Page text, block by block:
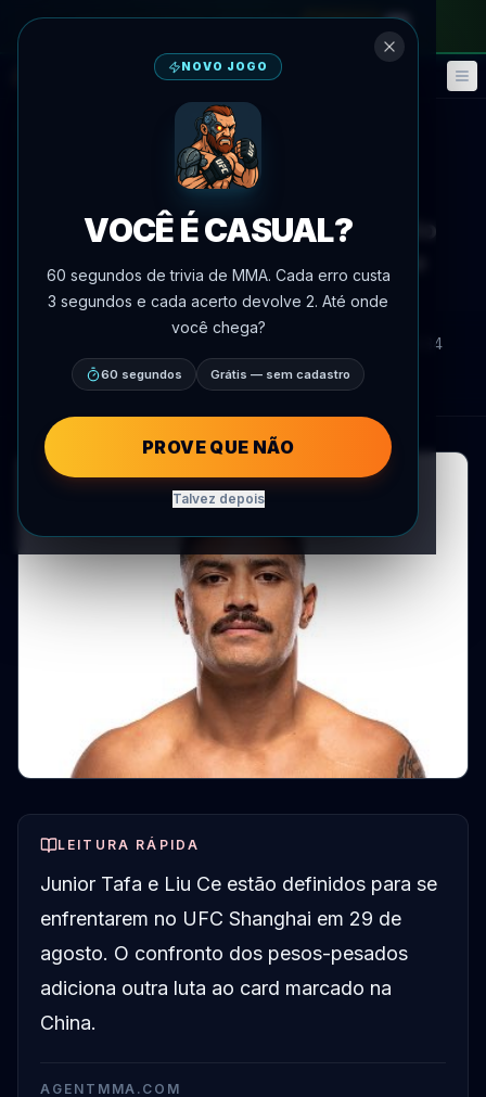
🎮 Fantasy Eventos
Anúncio de luta
Junior Tafa vs. Liu Ce marcado
para UFC Shanghai em 29 de
agosto
, 15:34
AgentMMA.com
LEITURA RÁPIDA
Junior Tafa e Liu Ce estão definidos para se
enfrentarem no UFC Shanghai em 29 de
agosto. O confronto dos pesos-pesados
adiciona outra luta ao card marcado na
China.
AGENTMMA.COM
NOVO JOGO
VOCÊ É CASUAL?
60 segundos de trivia de MMA. Cada erro custa
3 segundos e cada acerto devolve 2. Até onde
você chega?
60 segundos Grátis — sem cadastro
PROVE QUE NÃO
Talvez depois